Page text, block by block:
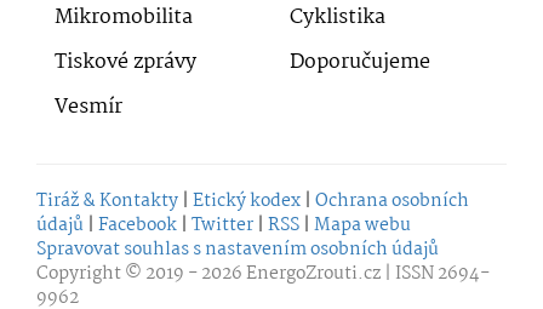
Mikromobilita
Cyklistika
Tiskové zprávy
Doporučujeme
Vesmír
Tiráž & Kontakty | Etický kodex | Ochrana osobních
údajů | Facebook | Twitter | RSS | Mapa webu
Spravovat souhlas s nastavením osobních údajů
Copyright © 2019 - 2026EnergoZrouti.cz | ISSN 2694-
9962